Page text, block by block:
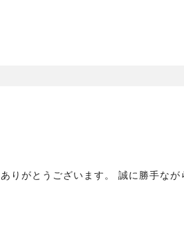
りがとうございます。 誠に勝手なが